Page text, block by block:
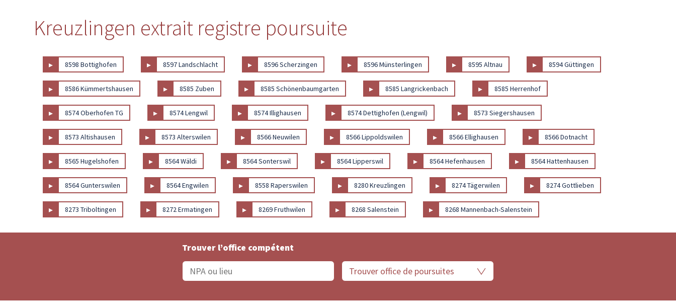
Kreuzlingen extrait registre poursuite
▸ 8598 Bottighofen ▸ 8597 Landschlacht ▸ 8596 Scherzingen ▸ 8596 Münsterlingen ▸ 8595 Altnau ▸ 8594 Güttingen
▸ 8586 Kümmertshausen ▸ 8585 Zuben ▸ 8585 Schönenbaumgarten ▸ 8585 Langrickenbach ▸ 8585 Herrenhof
▸ 8574 Oberhofen TG ▸ 8574 Lengwil ▸ 8574 Illighausen ▸ 8574 Dettighofen (Lengwil) ▸ 8573 Siegershausen
▸ 8573 Altishausen ▸ 8573 Alterswilen ▸ 8566 Neuwilen ▸ 8566 Lippoldswilen ▸ 8566 Ellighausen ▸ 8566 Dotnacht
▸ 8565 Hugelshofen ▸ 8564 Wäldi ▸ 8564 Sonterswil ▸ 8564 Lipperswil ▸ 8564 Hefenhausen ▸ 8564 Hattenhausen
▸ 8564 Gunterswilen ▸ 8564 Engwilen ▸ 8558 Raperswilen ▸ 8280 Kreuzlingen ▸ 8274 Tägerwilen ▸ 8274 Gottlieben
▸ 8273 Triboltingen ▸ 8272 Ermatingen ▸ 8269 Fruthwilen ▸ 8268 Salenstein ▸ 8268 Mannenbach-Salenstein
Trouver l’office compétent